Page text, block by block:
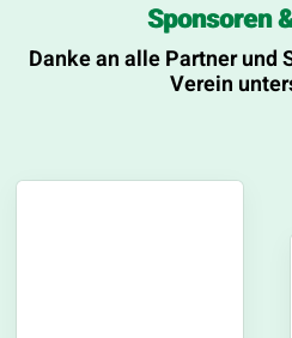
Sponsoren
Danke an alle Partner und
Verein